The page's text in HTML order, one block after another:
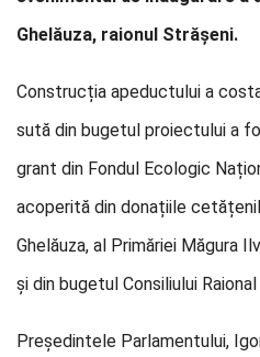
Ghelăuza, raionul Strășeni.
Construcția apeductului a
sută din bugetul proiectului a
grant din Fondul Ecologic
acoperită din donațiile
Ghelăuza, al Primăriei Măgura
și din bugetul Consiliului
Președintele Parlamentului,